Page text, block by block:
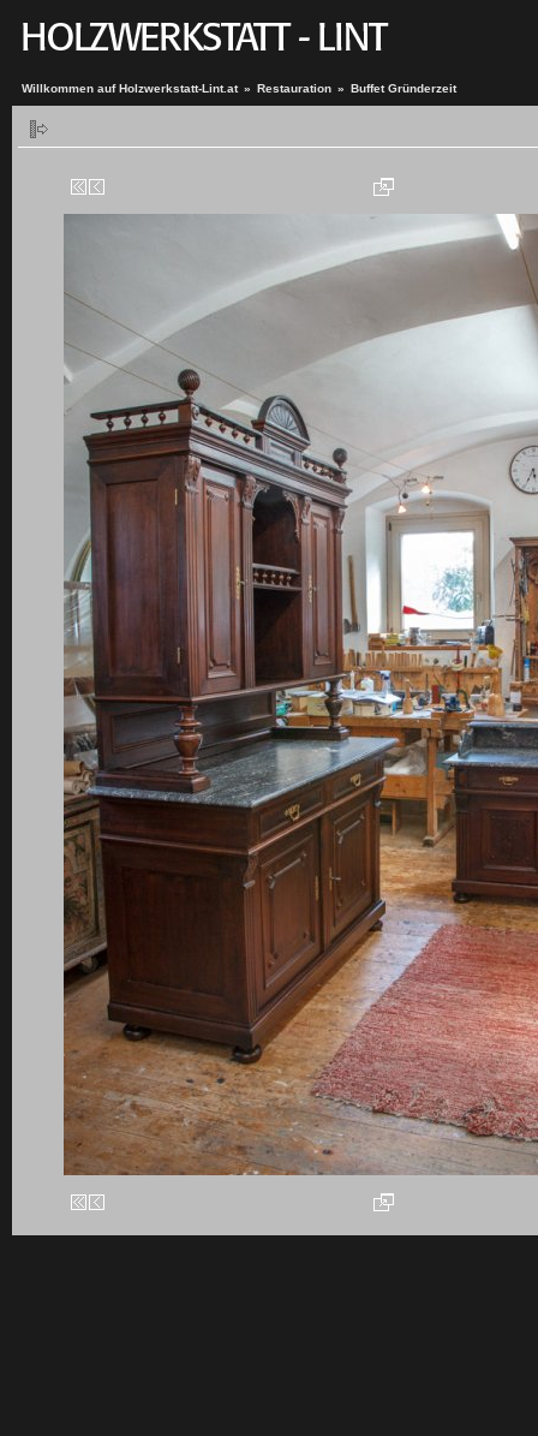
Willkommen auf Holzwerkstatt-Lint.at » Restauration » Buffet Gründerzeit